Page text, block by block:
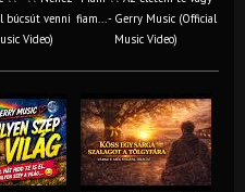
búcsút venni
Video)
fiam... - Gerry Music (Official
Music Video)